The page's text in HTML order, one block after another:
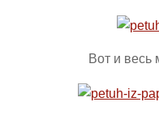
Вот и весь